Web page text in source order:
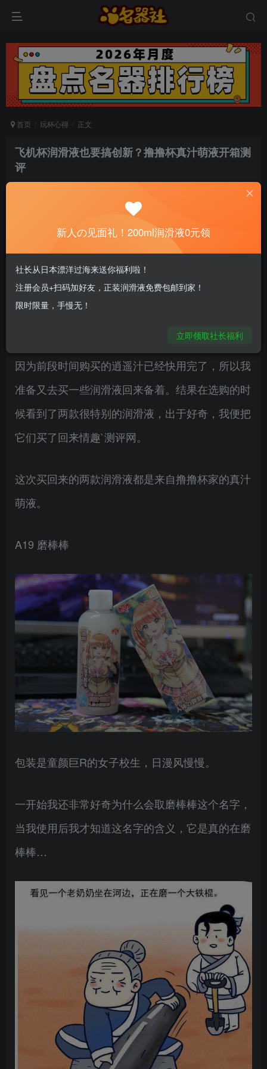
首页 玩杯心得 正文
飞机杯润滑液也要搞创新？撸撸杯真汁萌液开箱测
评
私信
📢 社长提示：新用户注册并加好友，免费领
200ml润滑液哦～
当飞机杯和润滑液两者合二为一后，能给我们带来
因为前段时间购买的逍遥汁已经快用完了，所以我
准备又去买一些润滑液回来备着。结果在选购的时
候看到了两款很特别的润滑液，出于好奇，我便把
它们买了回来情趣`测评网。
这次买回来的两款润滑液都是来自撸撸杯家的真汁
萌液。
A19 磨棒棒
包装是童颜巨R的女子校生，日漫风慢慢。
一开始我还非常好奇为什么会取磨棒棒这个名字，
当我使用后我才知道这名字的含义，它是真的在磨
棒棒…
新人の见面礼！200ml润滑液0元领
社长从日本漂洋过海来送你福利啦！
注册会员+扫码加好友，正装润滑液免费包邮到家！
限时限量，手慢无！
立即领取社长福利